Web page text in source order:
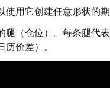
使用它创建任意形状的期
腿（仓位）。每条腿代
价差）。